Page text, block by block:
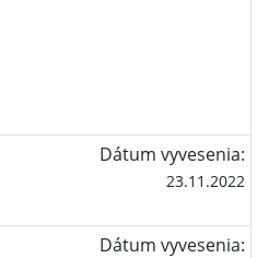
Dátum vyvesenia:
23.11.2022
Dátum vyvesenia: